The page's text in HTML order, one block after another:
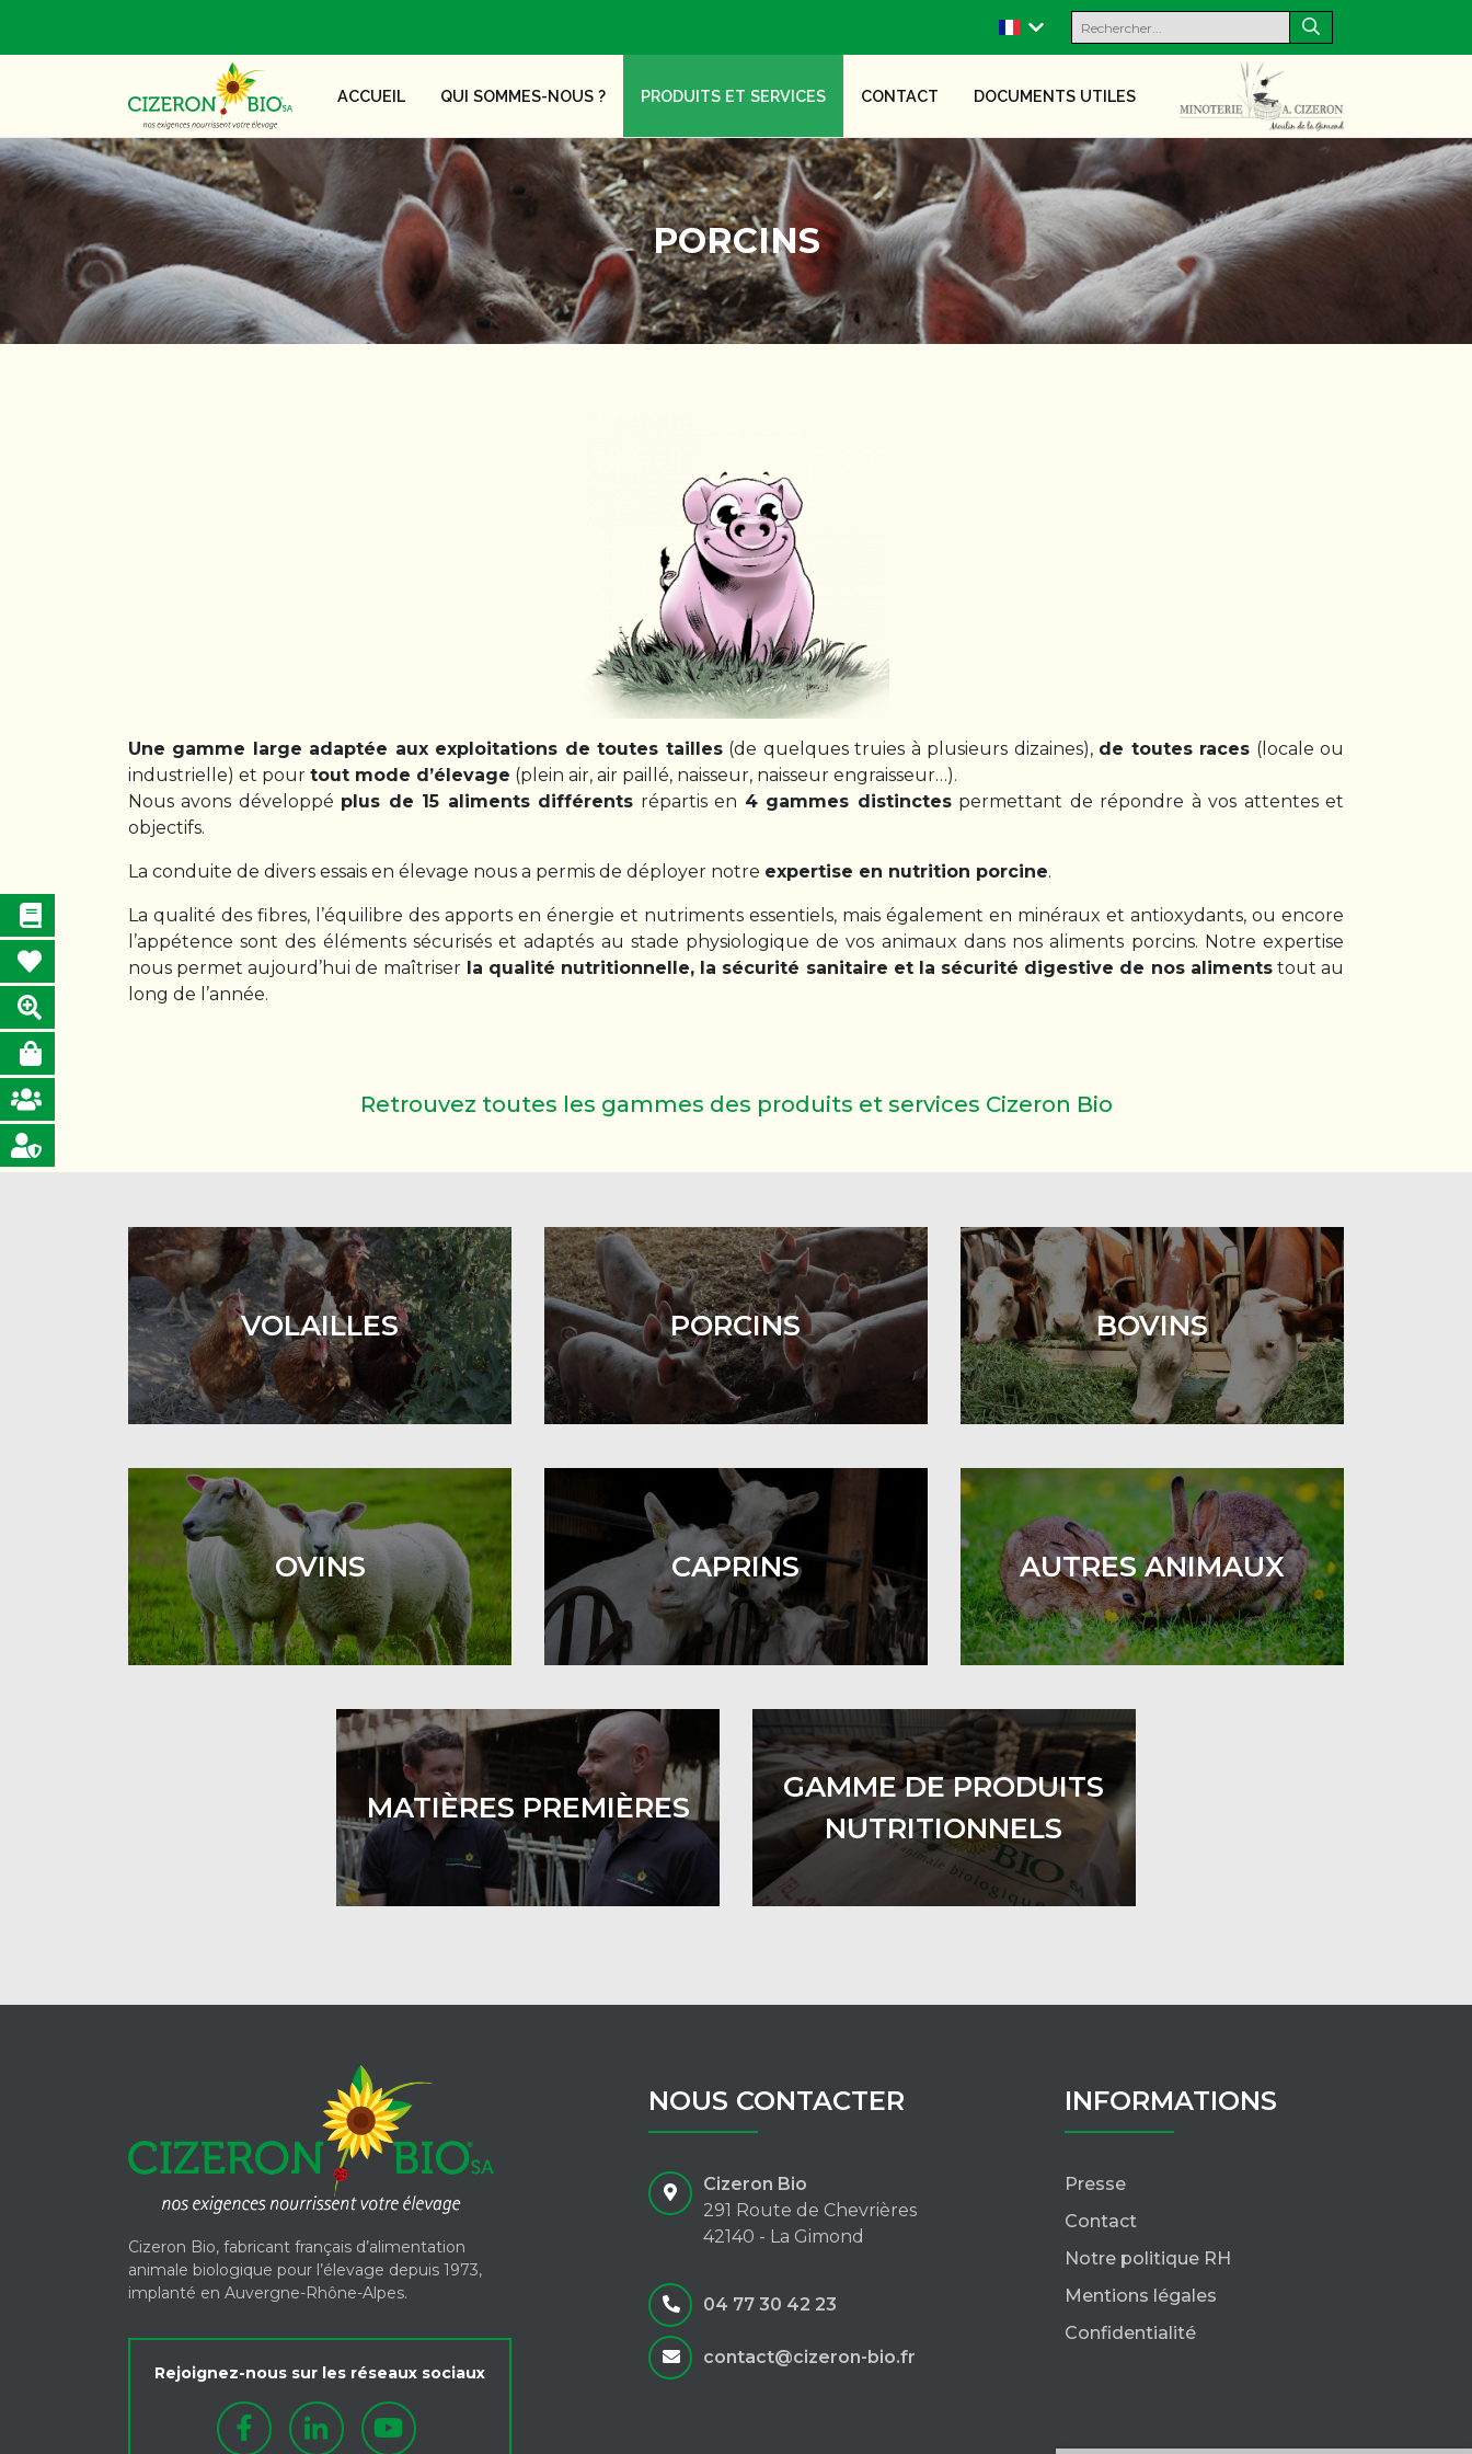
ACCUEIL QUI SOMMES-NOUS ? PRODUITS ET SERVICES CONTACT DOCUMENTS UTILES
PORCINS
Une gamme large adaptée aux exploitations de toutes tailles(de quelques truies à plusieurs dizaines), de toutes races (locale ou
industrielle) et pour tout mode d’élevage (plein air, air paillé, naisseur, naisseur engraisseur…).
Nous avons développé plus de 15 aliments différents répartis en 4 gammes distinctespermettant de répondre à vos attentes et
objectifs.
La conduite de divers essais en élevage nous a permis de déployer notre expertise en nutrition porcine.
La qualité des fibres, l’équilibre des apports en énergie et nutriments essentiels, mais également en minéraux et antioxydants, ou encore
l’appétence sont des éléments sécurisés et adaptés au stade physiologique de vos animaux dans nos aliments porcins. Notre expertise
nous permet aujourd’hui de maîtriserla qualité nutritionnelle, la sécurité sanitaire et la sécurité digestive de nos alimentstout au
long de l’année.
Retrouvez toutes les gammes des produits et services Cizeron Bio
VOLAILLES PORCINS BOVINS
OVINS CAPRINS AUTRES ANIMAUX
MATIÈRES PREMIÈRES
GAMME DE PRODUITS
NUTRITIONNELS
Cizeron Bio, fabricant français d’alimentation
animale biologique pour l’élevage depuis 1973,
implanté en Auvergne-Rhône-Alpes.
Rejoignez-nous sur les réseaux sociaux
NOUS CONTACTER
Cizeron Bio
291 Route de Chevrières
42140 - La Gimond
04 77 30 42 23
contact@cizeron-bio.fr
INFORMATIONS
Presse
Contact
Notre politique RH
Mentions légales
Confidentialité